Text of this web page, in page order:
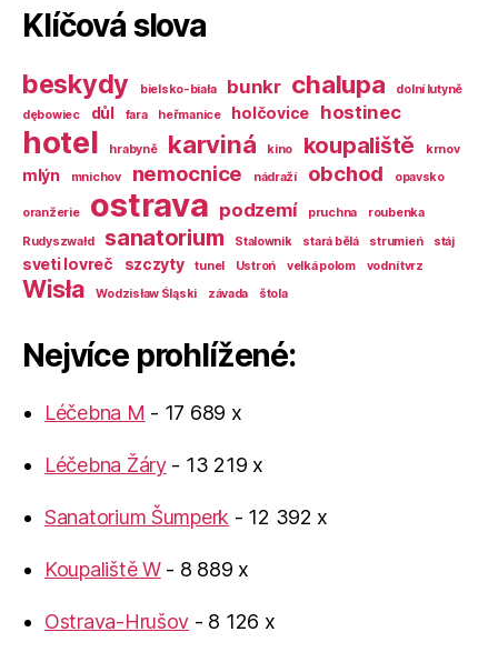
Klíčová slova
beskydy bielsko-biała bunkr chalupa
dolní lutyně
dębowiec
důl fara heřmanice holčovice hostinec
hotel hrabyně karviná kino koupaliště krnov
mlýn mnichov nemocnice nádraží obchod opavsko
oranžerie ostrava podzemí pruchna
roubenka
Rudyszwałd
sanatorium Stalownik stará bělá strumień stáj
sveti lovreč szczyty tunel Ustroń velká polom vodní tvrz
Wisła Wodzisław Śląski závada štola
Nejvíce prohlížené:
Léčebna M - 17 689 x
Léčebna Žáry- 13 219 x
Sanatorium Šumperk - 12 392 x
Koupaliště W- 8 889 x
Ostrava-Hrušov - 8 126 x